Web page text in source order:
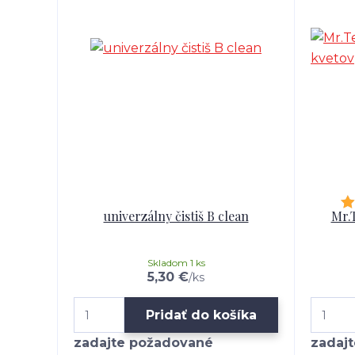
univerzálny čistiš B clean
5,30 €/ks
Skladom 1 ks
Pridať do košíka